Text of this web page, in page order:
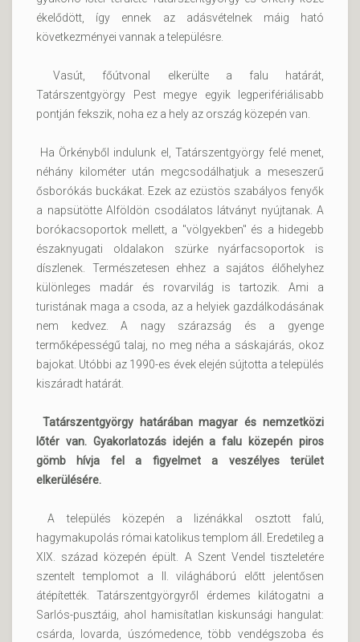
ékelődött, így ennek az adásvételnek máig ható
következményei vannak a településre.
Vasút, főútvonal elkerülte a falu határát,
Tatárszentgyörgy Pest megye egyik legperifériálisabb
pontján fekszik, noha ez a hely az ország közepén van.
Ha Örkényből indulunk el, Tatárszentgyörgy felé menet,
néhány kilométer után megcsodálhatjuk a meseszerű
ősborókás buckákat. Ezek az ezüstös szabályos fenyők
a napsütötte Alföldön csodálatos látványt nyújtanak. A
borókacsoportok mellett, a "völgyekben" és a hidegebb
északnyugati oldalakon szürke nyárfacsoportok is
díszlenek. Természetesen ehhez a sajátos élőhelyhez
különleges madár és rovarvilág is tartozik. Ami a
turistának maga a csoda, az a helyiek gazdálkodásának
nem kedvez. A nagy szárazság és a gyenge
termőképességű talaj, no meg néha a sáskajárás, okoz
bajokat. Utóbbi az 1990-es évek elején sújtotta a település
kiszáradt határát.
Tatárszentgyörgy határában magyar és nemzetközi
lőtér van. Gyakorlatozás idején a falu közepén piros
gömb hívja fel a figyelmet a veszélyes terület
elkerülésére.
A település közepén a lizénákkal osztott falú,
hagymakupolás római katolikus templom áll. Eredetileg a
XIX. század közepén épült. A Szent Vendel tiszteletére
szentelt templomot a II. világháború előtt jelentősen
átépítették. Tatárszentgyörgyről érdemes kilátogatni a
Sarlós-pusztáig, ahol hamisítatlan kiskunsági hangulat:
csárda, lovarda, úszómedence, több vendégszoba és